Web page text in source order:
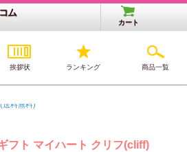
ム
カート
挨拶状 ランキング 商品一覧
送料無料)
フト マイハート クリフ(cliff)